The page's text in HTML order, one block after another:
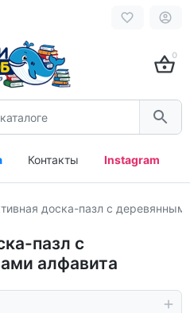
0
Контакты Instagram
доска-пазл с
пазл с
алфавита